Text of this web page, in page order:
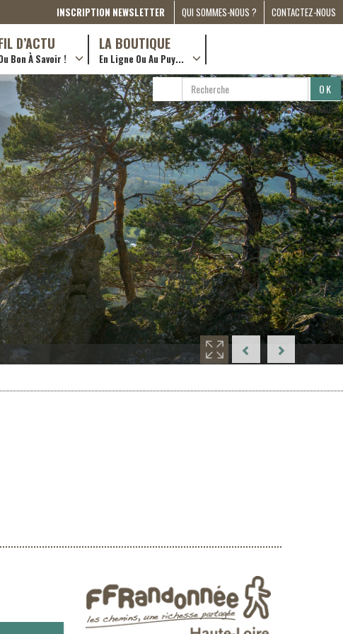
INSCRIPTION NEWSLETTER
QUI SOMMES-NOUS ?
A PROPOS
PRESSE
PARTENARIATS
ESPACE MÉDIA
COMPAGNON DE ROUTE
2022
CONTACTEZ-NOUS
D’ACTU
Bon À Savoir !
LA BOUTIQUE
En Ligne Ou Au Puy...
… en ville !
…en ligne !
RECHERCHER
RECHERCHE
PARTAGER